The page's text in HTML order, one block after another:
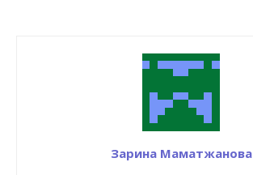
Зарина Маматжанова